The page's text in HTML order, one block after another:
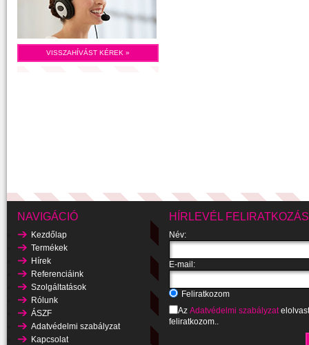
VISSZAHÍVÁST KÉREK »
NAVIGÁCIÓ
Kezdőlap
Termékek
Hírek
Referenciáink
Szolgáltatások
Rólunk
ÁSZF
Adatvédelmi szabályzat
Kapcsolat
HÍRLEVÉL FELIRATKOZÁS
Név:
E-mail:
Feliratkozom
Az Adatvédelmi szabályzat
feliratkozom..